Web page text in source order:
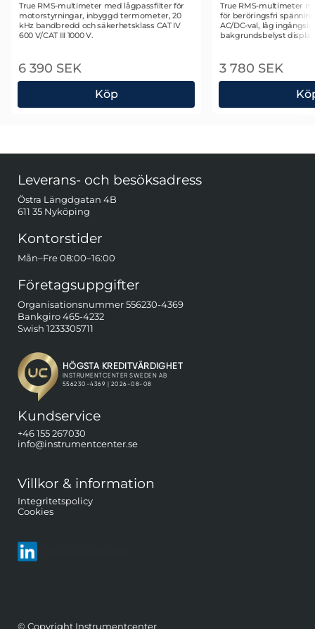
Art. nr 1097
True RMS-multimeter med lågpassfilter för
motorstyrningar, inbyggd termometer, 20
kHz bandbredd och säkerhetsklass CAT IV
600 V/CAT III 1000 V.
6 390 SEK
Köp
Fluke 87V Industriell Multimeter
Art. nr 1089
True RMS-multimeter
för beröringsfri
AC/DC-val, låg
bakgrundsbelyst
3 780 SEK
Fluke 117
Leverans- och besöksadress
Östra Längdgatan 4B
611 35 Nyköping
Kontorstider
Mån–Fre 08:00–16:00
Företagsuppgifter
Organisationsnummer 556230-4369
Bankgiro 465-4232
Swish 1233305711
Kundservice
+46 155 267030
info@instrumentcenter.se
Villkor & information
Integritetspolicy
Cookies
© Copyright Instrumentcenter